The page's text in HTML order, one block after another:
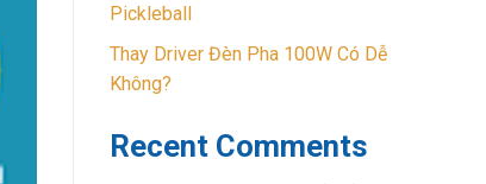
Pickleball
Thay Driver Đèn Pha 100W Có Dễ
Không?
Recent Comments